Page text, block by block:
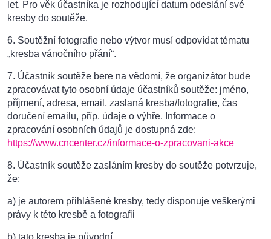
let. Pro věk účastníka je rozhodující datum odeslání své
kresby do soutěže.
6. Soutěžní fotografie nebo výtvor musí odpovídat tématu
„kresba vánočního přání“.
7. Účastník soutěže bere na vědomí, že organizátor bude
zpracovávat tyto osobní údaje účastníků soutěže: jméno,
příjmení, adresa, email, zaslaná kresba/fotografie, čas
doručení emailu, příp. údaje o výhře. Informace o
zpracování osobních údajů je dostupná zde:
https://www.cncenter.cz/informace-o-zpracovani-akce
8. Účastník soutěže zasláním kresby do soutěže potvrzuje,
že:
a) je autorem přihlášené kresby, tedy disponuje veškerými
právy k této kresbě a fotografii
b) tato kresba je původní